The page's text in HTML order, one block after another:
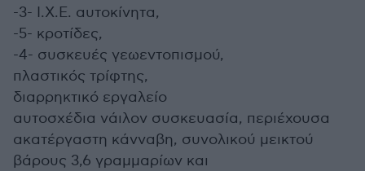
-3- Ι.Χ.Ε. αυτοκίνητα,
-5- κροτίδες,
-4- συσκευές γεωεντοπισμού,
πλαστικός τρίφτης,
διαρρηκτικό εργαλείο
αυτοσχέδια νάιλον συσκευασία, περιέχουσα
ακατέργαστη κάνναβη, συνολικού μεικτού
βάρους 3,6 γραμμαρίων και